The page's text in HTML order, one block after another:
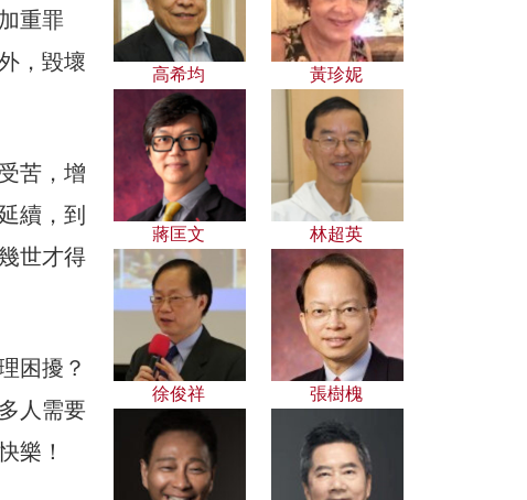
重罪
，毀壞
苦，增
續，到
世才得
困擾？
人需要
樂！
高希均 黃珍妮
蔣匡文 林超英
徐俊祥 張樹槐